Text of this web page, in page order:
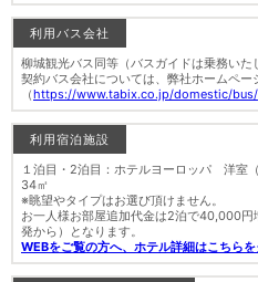
利用バス会社
柳城観光バス同等（バスガイドは乗務い
契約バス会社については、弊社ホームペー
（https://www.tabix.co.jp/domestic/bus/
利用宿泊施設
１泊目・2泊目：ホテルヨーロッパ 洋室
34㎡
※眺望やタイプはお選び頂けません。
お一人様お部屋追加代金は2泊で40,000
発から）となります。
WEBをご覧の方へ、ホテル詳細はこちらを